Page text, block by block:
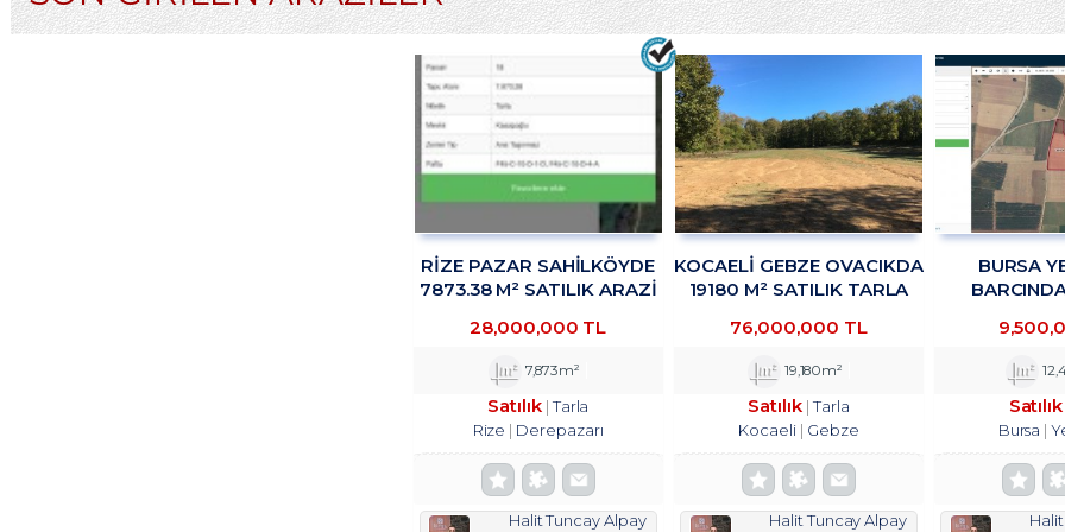
RİZE PAZAR SAHİLKÖYDE
7873.38 M² SATILIK ARAZİ
28,000,000 TL
7,873m²
Satılık Tarla
Rize
Derepazarı
Halit Tuncay Alpay
KOCAELİ GEBZE OVACIKDA
19180 M² SATILIK TARLA
76,000,000 TL
19,180m²
Satılık Tarla
Kocaeli
Gebze
Halit Tuncay Alpay
BURSA
TESİSİNE
SATILIK
Satılık
Bursa